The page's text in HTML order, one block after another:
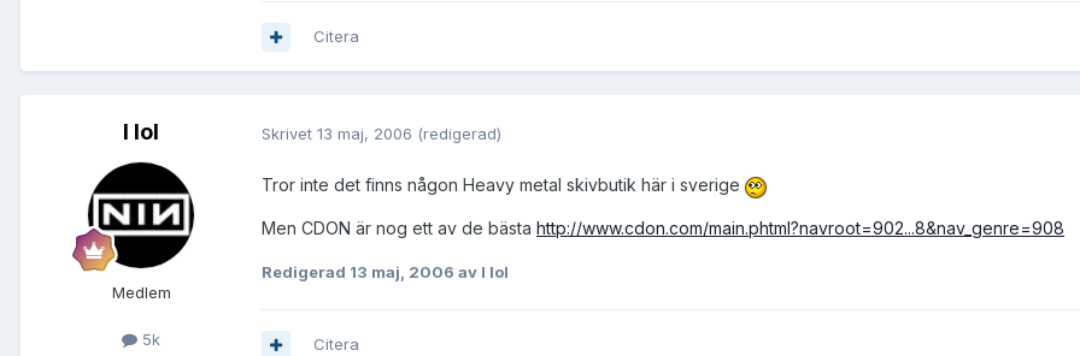
Citera
I lol
Medlem
5k
Skrivet 13 maj, 2006 (redigerad)
Tror inte det finns någon Heavy metal skivbutik här i sverige
Men CDON är nog ett av de bästa http://www.cdon.com/main.phtml?navroot=902...8&nav_genre=908
Redigerad 13 maj, 2006 av I lol
Citera